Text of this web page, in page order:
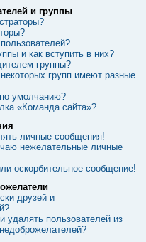
и группы
и как вступить в них?
группы?
групп имеют разные
умолчанию?
«Команда сайта»?
личные сообщения!
нежелательные личные
оскорбительное сообщение!
друзей и
удалять пользователей из